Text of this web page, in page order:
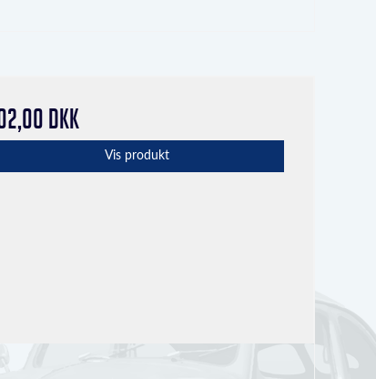
DKK
Vis produkt